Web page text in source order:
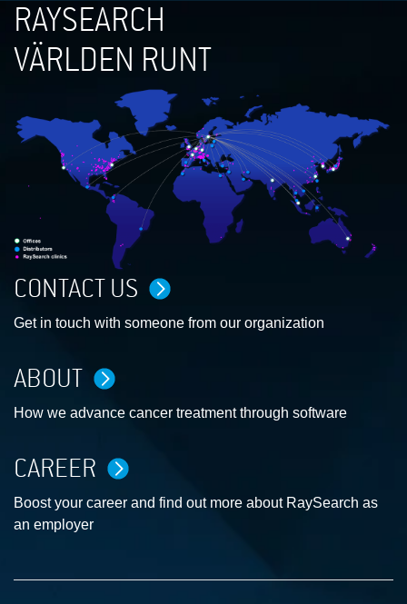
RAYSEARCH
VÄRLDEN RUNT
CONTACT US
Get in touch with someone from our organization
ABOUT
How we advance cancer treatment through software
CAREER
Boost your career and find out more about RaySearch as
an employer